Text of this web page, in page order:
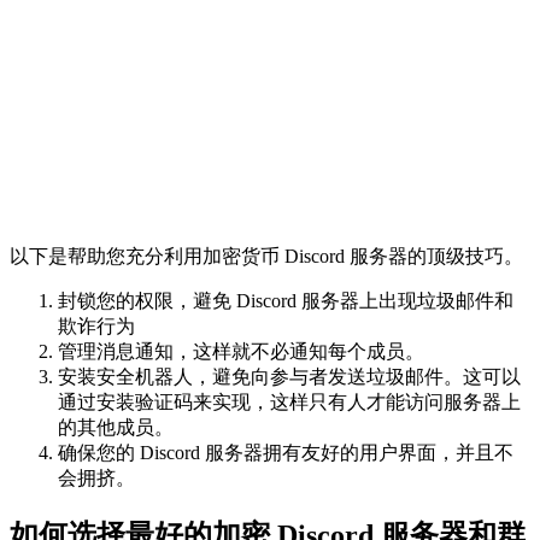
以下是帮助您充分利用加密货币 Discord 服务器的顶级技巧。
封锁您的权限，避免 Discord 服务器上出现垃圾邮件和
欺诈行为
管理消息通知，这样就不必通知每个成员。
安装安全机器人，避免向参与者发送垃圾邮件。这可以
通过安装验证码来实现，这样只有人才能访问服务器上
的其他成员。
确保您的 Discord 服务器拥有友好的用户界面，并且不
会拥挤。